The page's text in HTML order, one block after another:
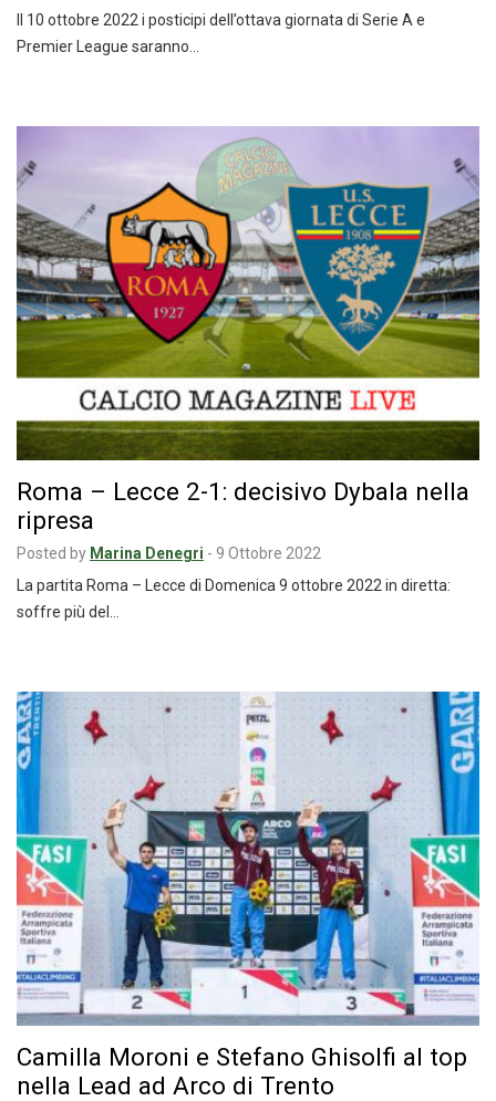
Il 10 ottobre 2022 i posticipi dell’ottava giornata di Serie A e
Premier League saranno…
Roma – Lecce 2-1: decisivo Dybala nella
ripresa
Posted by Marina Denegri - 9 Ottobre 2022
La partita Roma – Lecce di Domenica 9 ottobre 2022 in diretta:
soffre più del…
Camilla Moroni e Stefano Ghisolfi al top
nella Lead ad Arco di Trento